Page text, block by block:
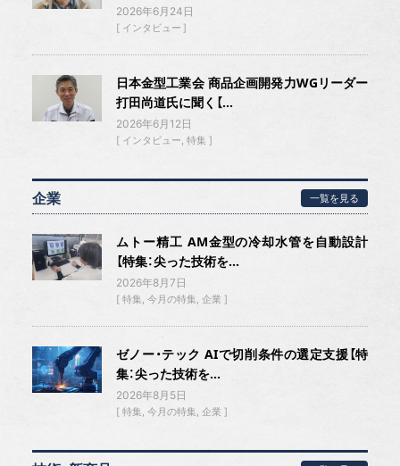
2026年6月24日
インタビュー
日本金型工業会 商品企画開発力WGリーダー
打田尚道氏に聞く【...
2026年6月12日
インタビュー 特集
企業 一覧を見る
ムトー精工 AM金型の冷却水管を自動設計
【特集：尖った技術を...
2026年8月7日
特集 今月の特集 企業
ゼノー・テック AIで切削条件の選定支援【特
集：尖った技術を...
2026年8月5日
特集 今月の特集 企業